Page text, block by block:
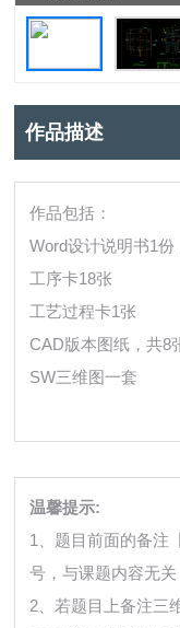
作品描述
作品包括：
Word设计说明书1份
工序卡18张
工艺过程卡1张
CAD版本图纸，共8
SW三维图一套
温馨提示:
1、题目前面的备注
号，与课题内容无关
2、若题目上备注三